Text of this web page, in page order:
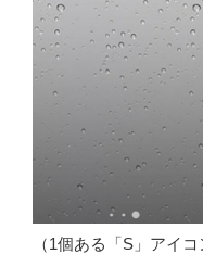
（1個ある「S」アイ